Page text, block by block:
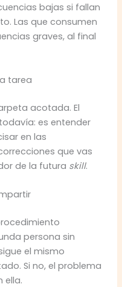
bajas si fallan
Las que consumen
graves, al final
tarea
acotada. El
es entender
en las
que vas
de la futura skill.
persona sin
el mismo
Si no, el problema
ella.